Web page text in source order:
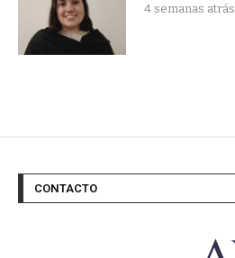
4 semanas atrás
CONTACTO